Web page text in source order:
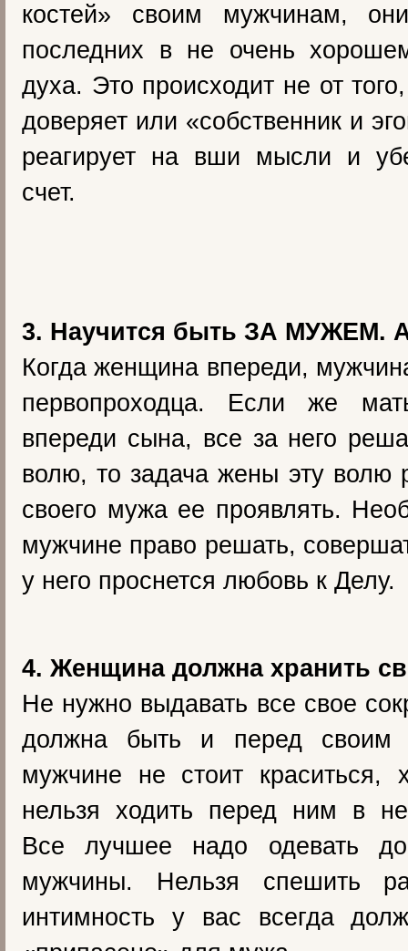
костей» своим мужчинам,
последних в не очень
духа. Это происходит не от
доверяет или «собственник и
реагирует на вши мысли и
счет.
3. Научится быть ЗА МУЖЕМ.
Когда женщина впереди,
первопроходца. Если же
впереди сына, все за него
волю, то задача жены эту волю
своего мужа ее проявлять.
мужчине право решать,
у него проснется любовь к Делу.
4. Женщина должна хранить
Не нужно выдавать все свое
должна быть и перед своим
мужчине не стоит краситься,
нельзя ходить перед ним в
Все лучшее надо одевать
мужчины. Нельзя спешить
интимность у вас всегда